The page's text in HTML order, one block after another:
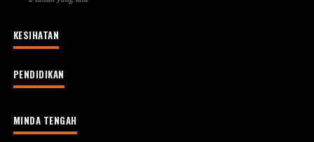
KESIHATAN
PENDIDIKAN
MINDA TENGAH